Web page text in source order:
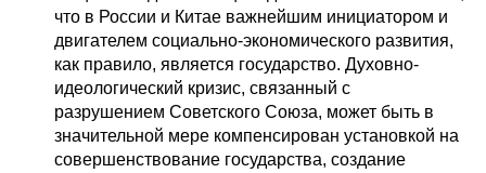
Стандарты оформления
Семинары
Энергетический семинар
что в России и Китае важнейшим инициатором и
двигателем социально-экономического развития,
как правило, является государство. Духовно-
идеологический кризис, связанный с
разрушением Советского Союза, может быть в
значительной мере компенсирован установкой на
совершенствование государства, создание